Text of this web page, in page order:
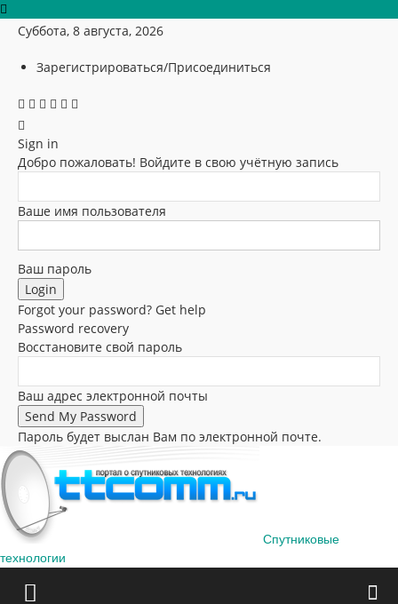
Суббота, 8 августа, 2026
Зарегистрироваться/Присоединиться
Sign in
Добро пожаловать! Войдите в свою учётную запись
Ваше имя пользователя
Ваш пароль
Forgot your password? Get help
Password recovery
Восстановите свой пароль
Ваш адрес электронной почты
Пароль будет выслан Вам по электронной почте.
Спутниковые
технологии